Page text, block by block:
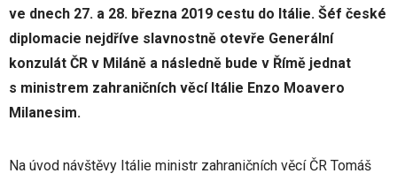
ve dnech 27. a 28. března 2019 cestu do Itálie. Šéf české
diplomacie nejdříve slavnostně otevře Generální
konzulát ČR v Miláně a následně bude v Římě jednat
s ministrem zahraničních věcí Itálie Enzo Moavero
Milanesim.
Na úvod návštěvy Itálie ministr zahraničních věcí ČR Tomáš